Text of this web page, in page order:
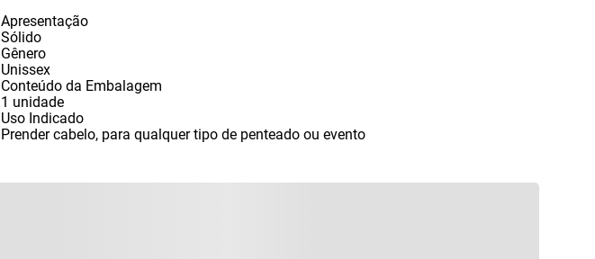
Apresentação
Sólido
Gênero
Unissex
Conteúdo da Embalagem
1 unidade
Uso Indicado
Prender cabelo, para qualquer tipo de penteado ou evento